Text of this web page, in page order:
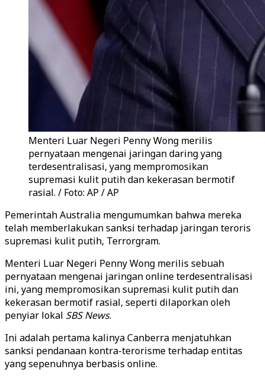
Menteri Luar Negeri Penny Wong merilis
pernyataan mengenai jaringan daring yang
terdesentralisasi, yang mempromosikan
supremasi kulit putih dan kekerasan bermotif
rasial. / Foto: AP / AP
Pemerintah Australia mengumumkan bahwa mereka
telah memberlakukan sanksi terhadap jaringan teroris
supremasi kulit putih, Terrorgram.
Menteri Luar Negeri Penny Wong merilis sebuah
pernyataan mengenai jaringan online terdesentralisasi
ini, yang mempromosikan supremasi kulit putih dan
kekerasan bermotif rasial, seperti dilaporkan oleh
penyiar lokal SBS News.
Ini adalah pertama kalinya Canberra menjatuhkan
sanksi pendanaan kontra-terorisme terhadap entitas
yang sepenuhnya berbasis online.